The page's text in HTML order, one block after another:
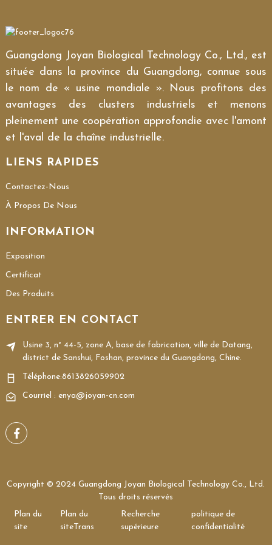
Guangdong Joyan Biological Technology Co., Ltd., est
située dans la province du Guangdong, connue sous
le nom de « usine mondiale ». Nous profitons des
avantages des clusters industriels et menons
pleinement une coopération approfondie avec l'amont
et l'aval de la chaîne industrielle.
LIENS RAPIDES
Contactez-Nous
À Propos De Nous
INFORMATION
Exposition
Certificat
Des Produits
ENTRER EN CONTACT
Usine 3, n° 44-5, zone A, base de fabrication, ville de Datang,
district de Sanshui, Foshan, province du Guangdong, Chine.
Téléphone:8613826059902
Courriel : enya@joyan-cn.com
Copyright © 2024 Guangdong Joyan Biological Technology Co., Ltd.
Tous droits réservés
Plan du
site
Plan du
siteTrans
Recherche
supérieure
politique de
confidentialité